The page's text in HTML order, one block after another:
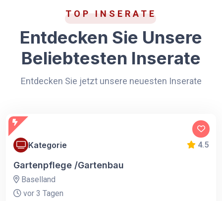
TOP INSERATE
Entdecken Sie Unsere
Beliebtesten Inserate
Entdecken Sie jetzt unsere neuesten Inserate
Kategorie 4.5
Gartenpflege /Gartenbau
Baselland
vor 3 Tagen